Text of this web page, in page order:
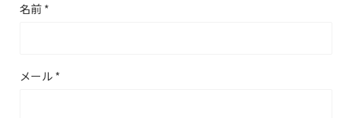
名前 *
メール *